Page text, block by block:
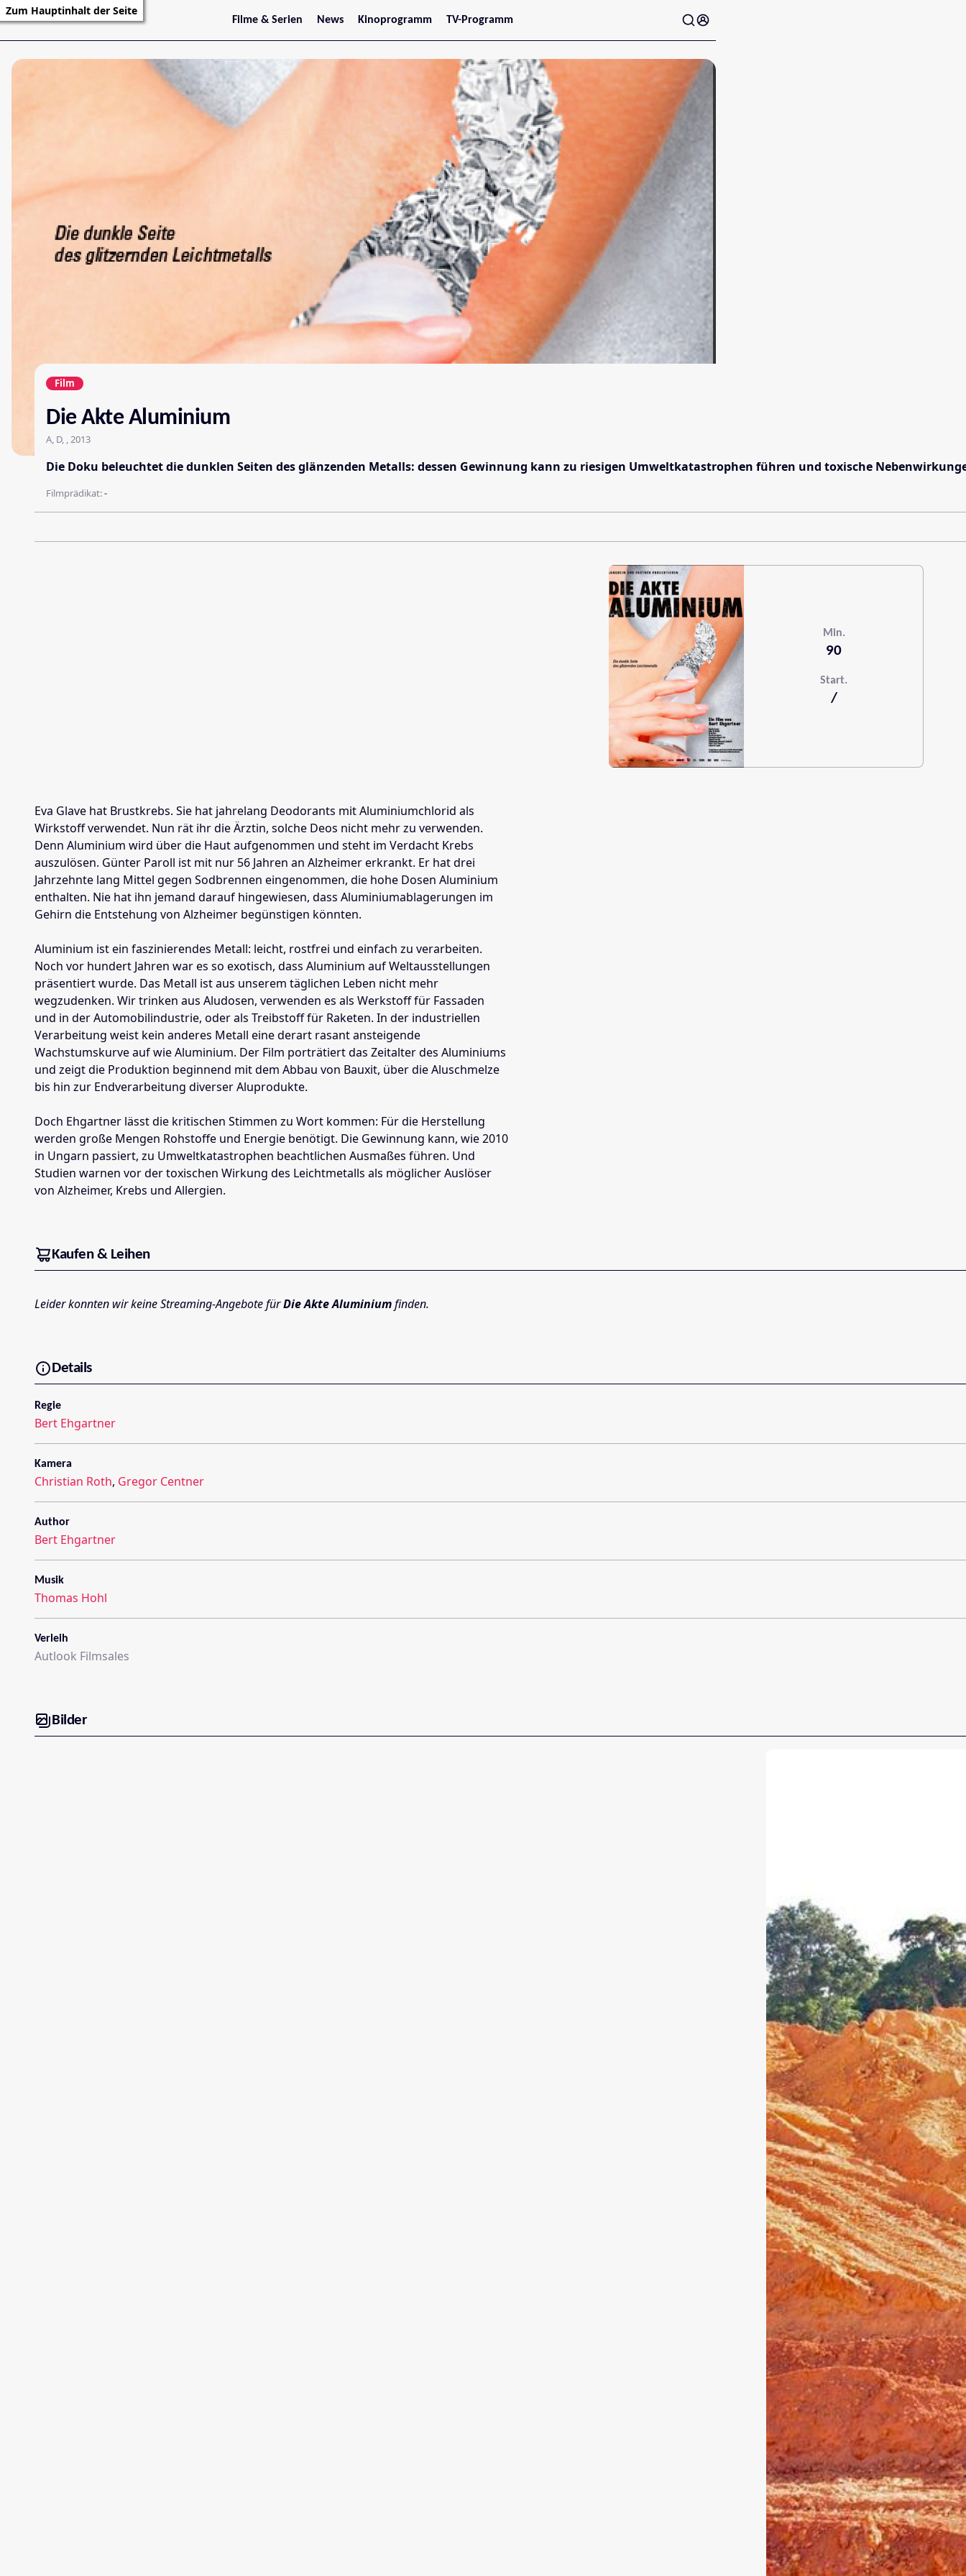
Zum Hauptinhalt der Seite
Filme & Serien
Trailer
Filmarchiv
Serienarchiv
News
Stars
Kinoprogramm
Jetzt im Kino
TV-Programm
Film
Die Akte Aluminium
A, D, , 2013
Die Doku beleuchtet die dunklen Seiten des glänzenden Metalls: dessen Gewinnung kann zu riesigen Umweltkatastrophen führen und toxische
Filmprädikat:-
Min.
90
Start.
/
Eva Glave hat Brustkrebs. Sie hat jahrelang Deodorants mit Aluminiumchlorid als
Wirkstoff verwendet. Nun rät ihr die Ärztin, solche Deos nicht mehr zu verwenden.
Denn Aluminium wird über die Haut aufgenommen und steht im Verdacht Krebs
auszulösen. Günter Paroll ist mit nur 56 Jahren an Alzheimer erkrankt. Er hat drei
Jahrzehnte lang Mittel gegen Sodbrennen eingenommen, die hohe Dosen Aluminium
enthalten. Nie hat ihn jemand darauf hingewiesen, dass Aluminiumablagerungen im
Gehirn die Entstehung von Alzheimer begünstigen könnten.
Aluminium ist ein faszinierendes Metall: leicht, rostfrei und einfach zu verarbeiten.
Noch vor hundert Jahren war es so exotisch, dass Aluminium auf Weltausstellungen
präsentiert wurde. Das Metall ist aus unserem täglichen Leben nicht mehr
wegzudenken. Wir trinken aus Aludosen, verwenden es als Werkstoff für Fassaden
und in der Automobilindustrie, oder als Treibstoff für Raketen. In der industriellen
Verarbeitung weist kein anderes Metall eine derart rasant ansteigende
Wachstumskurve auf wie Aluminium. Der Film porträtiert das Zeitalter des Aluminiums
und zeigt die Produktion beginnend mit dem Abbau von Bauxit, über die Aluschmelze
bis hin zur Endverarbeitung diverser Aluprodukte.
Doch Ehgartner lässt die kritischen Stimmen zu Wort kommen: Für die Herstellung
werden große Mengen Rohstoffe und Energie benötigt. Die Gewinnung kann, wie 2010
in Ungarn passiert, zu Umweltkatastrophen beachtlichen Ausmaßes führen. Und
Studien warnen vor der toxischen Wirkung des Leichtmetalls als möglicher Auslöser
von Alzheimer, Krebs und Allergien.
Kaufen & Leihen
Leider konnten wir keine Streaming-Angebote fürDie Akte Aluminiumfinden.
Details
Regie
Bert Ehgartner
Kamera
Christian Roth, Gregor Centner
Author
Bert Ehgartner
Musik
Thomas Hohl
Verleih
Autlook Filmsales
Bilder